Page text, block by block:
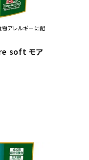
アレルギーに配
soft モア